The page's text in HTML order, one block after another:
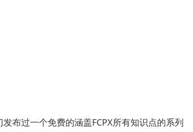
布过一个免费的涵盖FCPX所有知识点的系列